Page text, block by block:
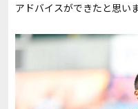
アドバイスができたと思い